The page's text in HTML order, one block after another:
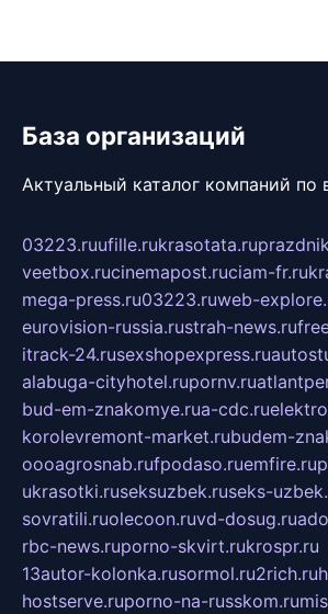
База организаций
Актуальный каталог компаний по
03223.ruufille.rukrasotata.ru
veetbox.rucinemapost.ruciam-fr.ru
mega-press.ru03223.ruweb-
eurovision-russia.rustrah-news.ru
itrack-24.rusexshopexpress.ru
alabuga-cityhotel.rupornv.ru
bud-em-znakomye.rua-cdc.ru
korolevremont-market.rubudem-
oooagrosnab.rufpodaso.ruemfire.ru
ukrasotki.ruseksuzbek.ruseks-
sovratili.ruolecoon.ruvd-dosug.ru
rbc-news.ruporno-skvirt.rukrospr.ru
13autor-kolonka.rusormol.ru2rich.ru
hostserve.ruporno-na-russkom.ru